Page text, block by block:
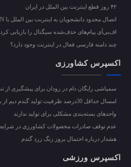
۴۲ روز قطع اینترنت بین الملل در ایران
اتصال محدود دانشجویان به اینترنت بین الملل با VPN دانشگاه ها
اف‌بی‌آی پیام‌های حذف‌شده سیگنال را بازیابی کرد
چند دامنه فارسی فعال در اینترنت وجود دارد؟
اکسپرس کشاورزی
سمپاشی رایگان دام در رودان برای پیشگیری از
امسال حداقل 30درصد ظرفیت تولید گندم دیم از بین رفت
واحد‌های بسته‌بندی مشکلی برای تولید ندارند
عدم توقف صادرات محصولات کشاورزی در
هشدار درباره احتمال بروز زنگ زرد گندم
اکسپرس ورزشی